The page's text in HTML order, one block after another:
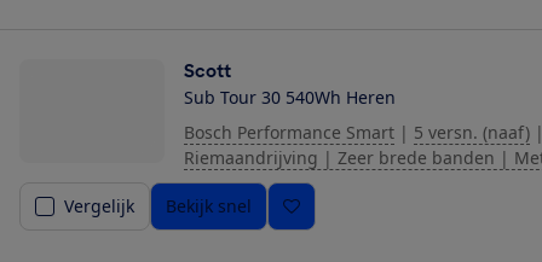
Scott
Sub Tour 30 540Wh Heren
Bosch Performance Smart | 5 versn. (naaf)
Riemaandrijving | Zeer brede banden |
Vergelijk Bekijk snel